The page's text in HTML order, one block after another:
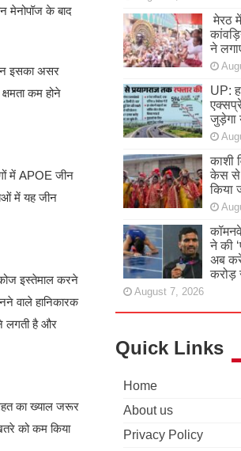
मेनोपॉज के बाद
इसका असर
कम होने
में APOE जीन
में यह जीन
इस्तेमाल करने
वाले हानिकारक
लगती है और
का ख्याल जरूर
को कम किया
मेरठ
ने
UP:
जुड़ेगा
काशी
केस से
किया
ने की
अब
करोड़
August 7, 2026
Quick Links
Home
About us
Privacy Policy